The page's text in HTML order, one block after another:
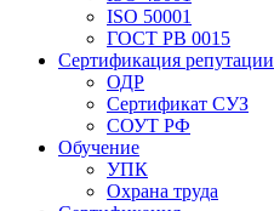
ISO 50001
ГОСТ РВ 0015
Сертификация репутации
ОДР
Сертификат СУЗ
СОУТ РФ
Обучение
УПК
Охрана труда